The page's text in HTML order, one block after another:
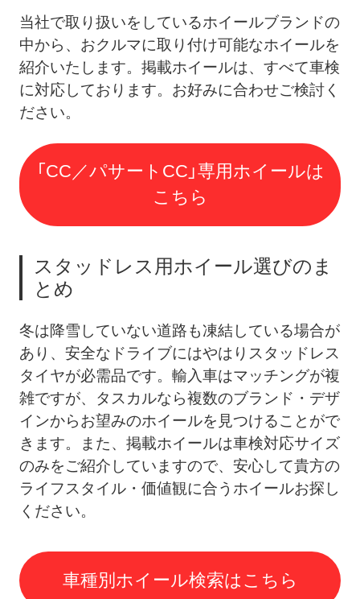
当社で取り扱いをしているホイールブランドの
中から、おクルマに取り付け可能なホイールを
紹介いたします。掲載ホイールは、すべて車検
に対応しております。 お好みに合わせご検討く
ださい。
「CC／パサートCC」専用ホイールは
こちら
スタッドレス用ホイール選びのま
とめ
冬は降雪していない道路も凍結している場合が
あり、安全なドライブにはやはりスタッドレス
タイヤが必需品です。輸入車はマッチングが複
雑ですが、タスカルなら複数のブランド・デザ
インからお望みのホイールを見つけることがで
きます。また、掲載ホイールは車検対応サイズ
のみをご紹介していますので、安心して貴方の
ライフスタイル・価値観に合うホイールお探し
ください。
車種別ホイール検索はこちら